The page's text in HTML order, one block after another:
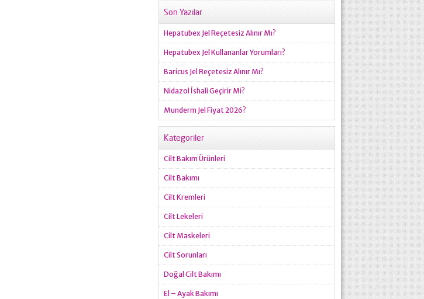
Son Yazılar
Hepatubex Jel Reçetesiz Alınır Mı?
Hepatubex Jel Kullananlar Yorumları?
Baricus Jel Reçetesiz Alınır Mı?
Nidazol İshali Geçirir Mi?
Munderm Jel Fiyat 2026?
Kategoriler
Cilt Bakım Ürünleri
Cilt Bakımı
Cilt Kremleri
Cilt Lekeleri
Cilt Maskeleri
Cilt Sorunları
Doğal Cilt Bakımı
El – Ayak Bakımı